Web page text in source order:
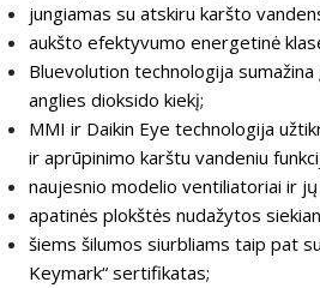
jungiamas su atskiru karšto
aukšto efektyvumo energetinė
Bluevolution technologija
anglies dioksido kiekį;
MMI ir Daikin Eye technologija
ir aprūpinimo karštu vandeniu
naujesnio modelio ventiliatoriai ir jų
apatinės plokštės nudažytos
šiems šilumos siurbliams taip pat
Keymark“ sertifikatas;